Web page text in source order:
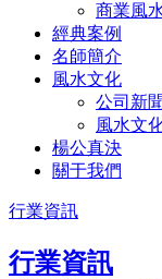
商業風
經典案例
名師簡介
風水文化
公司新聞
風水文
楊公真決
關于我們
行業資訊
行業資訊